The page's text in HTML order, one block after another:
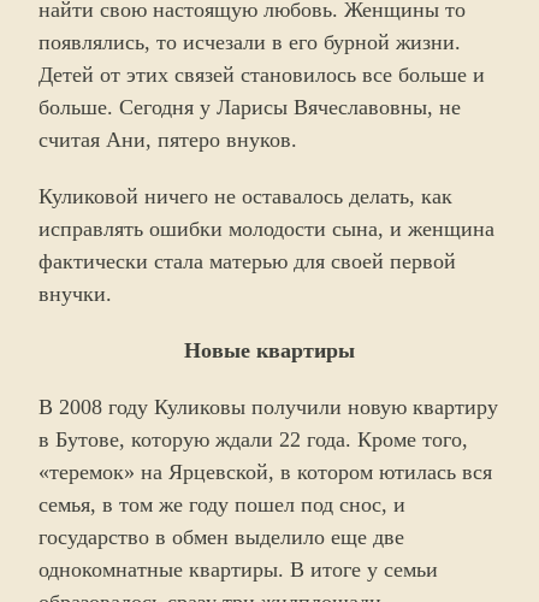
найти свою настоящую любовь. Женщины то
появлялись, то исчезали в его бурной жизни.
Детей от этих связей становилось все больше и
больше. Сегодня у Ларисы Вячеславовны, не
считая Ани, пятеро внуков.
Куликовой ничего не оставалось делать, как
исправлять ошибки молодости сына, и женщина
фактически стала матерью для своей первой
внучки.
Новые квартиры
В 2008 году Куликовы получили новую квартиру
в Бутове, которую ждали 22 года. Кроме того,
«теремок» на Ярцевской, в котором ютилась вся
семья, в том же году пошел под снос, и
государство в обмен выделило еще две
однокомнатные квартиры. В итоге у семьи